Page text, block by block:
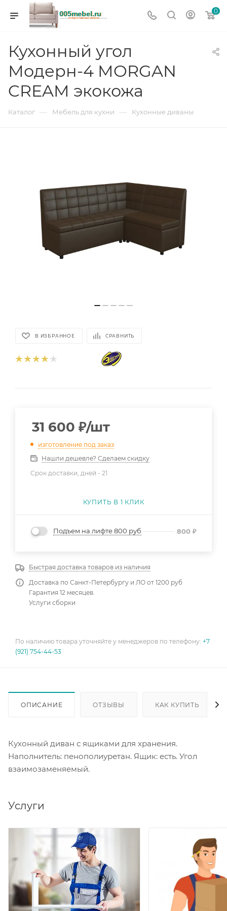
0
Кухонный угол
Модерн-4 MORGAN
CREAM экокожа
Каталог — Мебель для кухни — Кухонные диваны
В ИЗБРАННОЕ СРАВНИТЬ
31 600 ₽/шт
изготовление под заказ
Нашли дешевле? Сделаем скидку
Срок доставки, дней - 21
КУПИТЬ В 1 КЛИК
Подъем на лифте 800 руб 800 ₽
Быстрая доставка товаров из наличия
Доставка по Санкт-Петербургу и ЛО от 1200 руб
Гарантия 12 месяцев.
Услуги сборки
По наличию товара уточняйте у менеджеров по телефону: +7
(921) 754-44-53
ОПИСАНИЕ ОТЗЫВЫ КАК КУПИТЬ
Кухонный диван с ящиками для хранения.
Наполнитель: пенополиуретан. Ящик: есть. Угол
взаимозаменяемый.
Услуги